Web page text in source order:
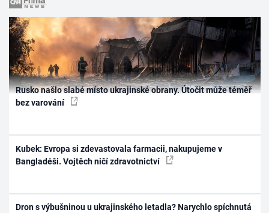
Rusko našlo slabé místo ukrajinské obrany. Útočit může téměř
bez varování
Kubek: Evropa si zdevastovala farmacii, nakupujeme v
Bangladéši. Vojtěch ničí zdravotnictví
Dron s výbušninou u ukrajinského letadla? Narychlo spíchnutá